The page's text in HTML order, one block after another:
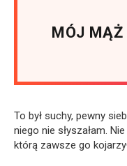
MÓJ MĄŻ
To był suchy, pewny
niego nie słyszałam.
którą zawsze go